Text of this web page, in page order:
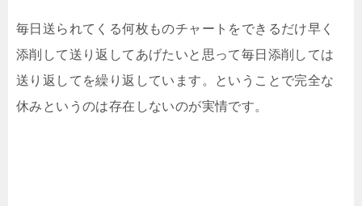
毎日送られてくる何枚ものチャートをできるだけ早く
添削して送り返してあげたいと思って毎日添削しては
送り返してを繰り返しています。ということで完全な
休みというのは存在しないのが実情です。